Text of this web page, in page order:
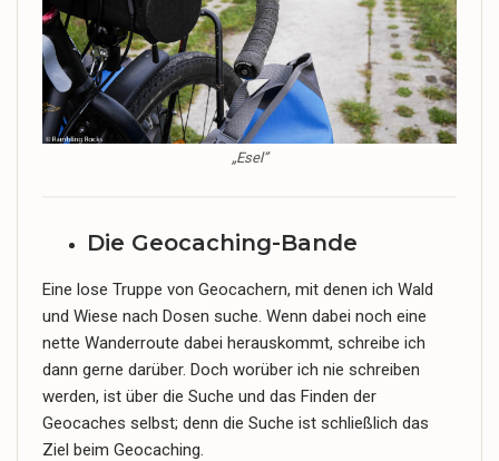
„Esel”
Die Geocaching-Bande
Eine lose Truppe von Geocachern, mit denen ich Wald
und Wiese nach Dosen suche. Wenn dabei noch eine
nette Wanderroute dabei herauskommt, schreibe ich
dann gerne darüber. Doch worüber ich nie schreiben
werden, ist über die Suche und das Finden der
Geocaches selbst; denn die Suche ist schließlich das
Ziel beim Geocaching.